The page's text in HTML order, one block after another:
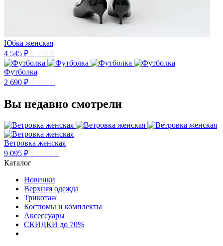
Юбка женская
4 545 ₽
Футболка
2 690 ₽
Вы недавно смотрели
Ветровка женская
9 095 ₽
Каталог
Новинки
Верхняя одежда
Трикотаж
Костюмы и комплекты
Аксессуары
СКИДКИ до 70%